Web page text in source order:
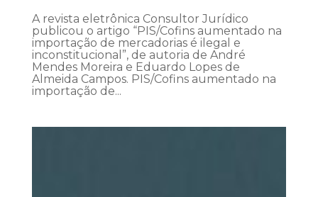
A revista eletrônica Consultor Jurídico
publicou o artigo “PIS/Cofins aumentado na
importação de mercadorias é ilegal e
inconstitucional”, de autoria de André
Mendes Moreira e Eduardo Lopes de
Almeida Campos. PIS/Cofins aumentado na
importação de...